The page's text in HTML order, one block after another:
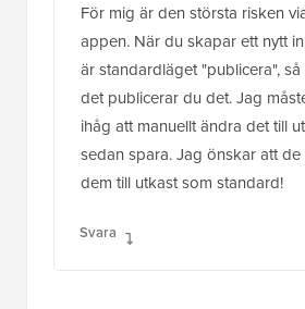
För mig är den största risken
appen. När du skapar ett nytt
är standardläget "publicera",
det publicerar du det. Jag
ihåg att manuellt ändra det till
sedan spara. Jag önskar att
dem till utkast som standard!
Svara